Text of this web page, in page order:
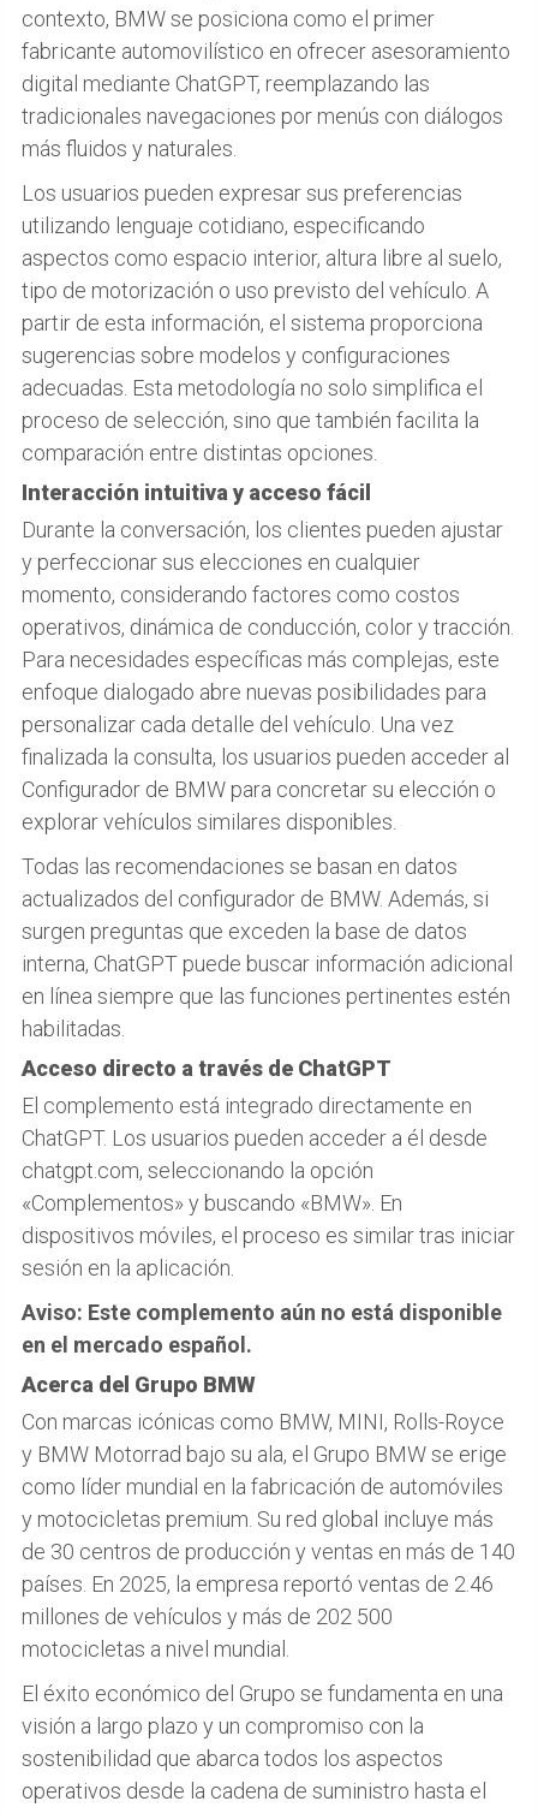
contexto, BMW se posiciona como el primer
fabricante automovilístico en ofrecer asesoramiento
digital mediante ChatGPT, reemplazando las
tradicionales navegaciones por menús con diálogos
más fluidos y naturales.
Los usuarios pueden expresar sus preferencias
utilizando lenguaje cotidiano, especificando
aspectos como espacio interior, altura libre al suelo,
tipo de motorización o uso previsto del vehículo. A
partir de esta información, el sistema proporciona
sugerencias sobre modelos y configuraciones
adecuadas. Esta metodología no solo simplifica el
proceso de selección, sino que también facilita la
comparación entre distintas opciones.
Interacción intuitiva y acceso fácil
Durante la conversación, los clientes pueden ajustar
y perfeccionar sus elecciones en cualquier
momento, considerando factores como costos
operativos, dinámica de conducción, color y tracción.
Para necesidades específicas más complejas, este
enfoque dialogado abre nuevas posibilidades para
personalizar cada detalle del vehículo. Una vez
finalizada la consulta, los usuarios pueden acceder al
Configurador de BMW para concretar su elección o
explorar vehículos similares disponibles.
Todas las recomendaciones se basan en datos
actualizados del configurador de BMW. Además, si
surgen preguntas que exceden la base de datos
interna, ChatGPT puede buscar información adicional
en línea siempre que las funciones pertinentes estén
habilitadas.
Acceso directo a través de ChatGPT
El complemento está integrado directamente en
ChatGPT. Los usuarios pueden acceder a él desde
chatgpt.com, seleccionando la opción
«Complementos» y buscando «BMW». En
dispositivos móviles, el proceso es similar tras iniciar
sesión en la aplicación.
Aviso: Este complemento aún no está disponible
en el mercado español.
Acerca del Grupo BMW
Con marcas icónicas como BMW, MINI, Rolls-Royce
y BMW Motorrad bajo su ala, el Grupo BMW se erige
como líder mundial en la fabricación de automóviles
y motocicletas premium. Su red global incluye más
de 30 centros de producción y ventas en más de 140
países. En 2025, la empresa reportó ventas de 2.46
millones de vehículos y más de 202 500
motocicletas a nivel mundial.
El éxito económico del Grupo se fundamenta en una
visión a largo plazo y un compromiso con la
sostenibilidad que abarca todos los aspectos
operativos desde la cadena de suministro hasta el